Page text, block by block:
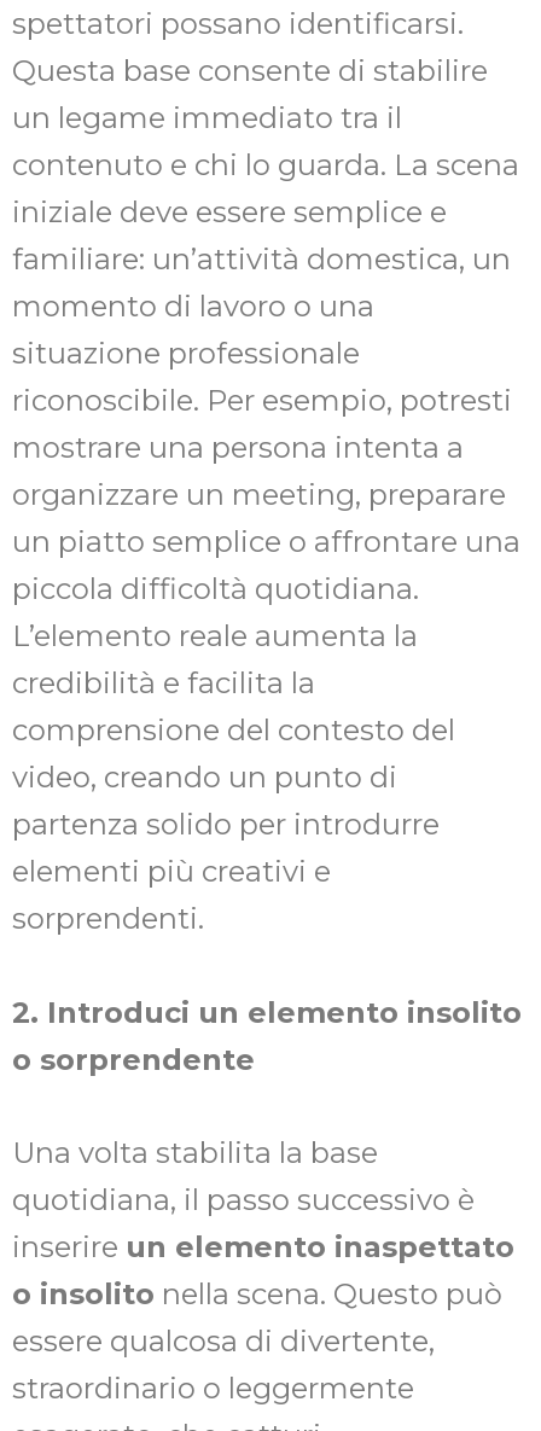
spettatori possano identificarsi.
Questa base consente di stabilire
un legame immediato tra il
contenuto e chi lo guarda. La scena
iniziale deve essere semplice e
familiare: un’attività domestica, un
momento di lavoro o una
situazione professionale
riconoscibile. Per esempio, potresti
mostrare una persona intenta a
organizzare un meeting, preparare
un piatto semplice o affrontare una
piccola difficoltà quotidiana.
L’elemento reale aumenta la
credibilità e facilita la
comprensione del contesto del
video, creando un punto di
partenza solido per introdurre
elementi più creativi e
sorprendenti.
2. Introduci un elemento insolito
o sorprendente
Una volta stabilita la base
quotidiana, il passo successivo è
inserire un elemento inaspettato
o insolito nella scena. Questo può
essere qualcosa di divertente,
straordinario o leggermente